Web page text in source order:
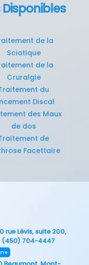
de la
Sciatique
de la
Cruralgie
du
Discal
des Maux
de dos
de
Facettaire
rue Lévis, suite 200,
(450) 704-4447